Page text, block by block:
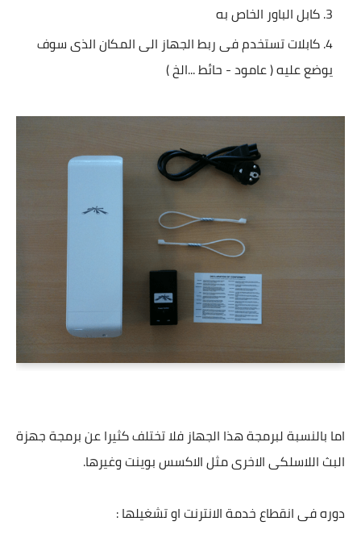
كابل الباور الخاص به
كابلات تستخدم فى ربط الجهاز الى المكان الذى سوف
يوضع عليه ( عامود - حائط ...الخ )
اما بالنسبة لبرمجة هذا الجهاز فلا تختلف كثيرا عن برمجة جهزة
البث اللاسلكى الاخرى مثل الاكسس بوينت وغيرها.
دوره فى انقطاع خدمة الانترنت او تشغيلها :